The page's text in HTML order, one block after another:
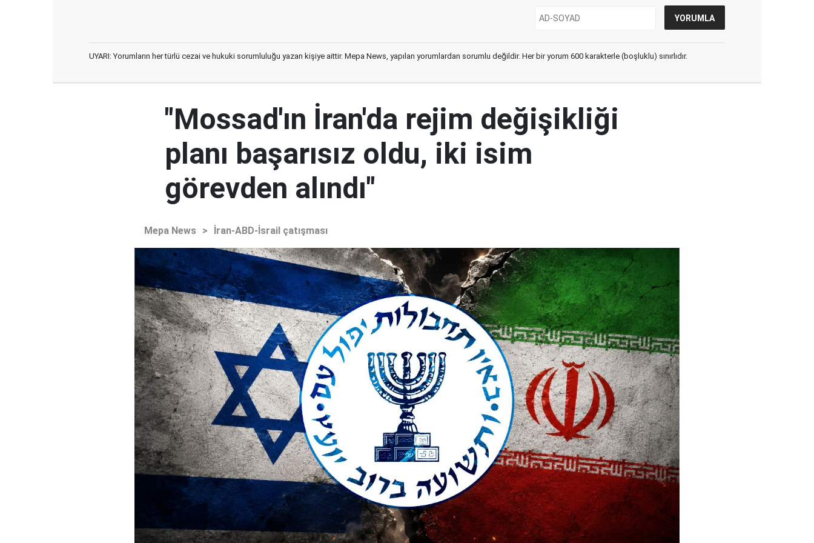
UYARI: Yorumların her türlü cezai ve hukuki sorumluluğu yazan kişiye aittir. Mepa News, yapılan yorumlardan sorumlu değildir. Her bir yorum 600 karakterle (boşluklu) sınırlıdır.
"Mossad'ın İran'da rejim değişikliği
planı başarısız oldu, iki isim
görevden alındı"
Mepa News > İran-ABD-İsrail çatışması